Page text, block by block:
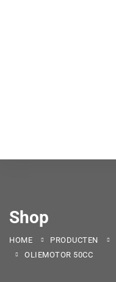
Shop
HOME PRODUCTEN
OLIEMOTOR 50CC